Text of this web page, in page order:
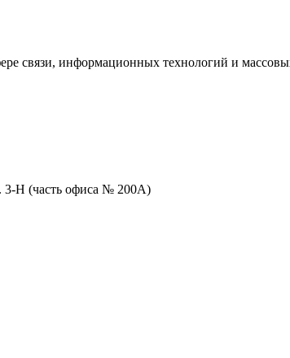
связи, информационных технологий и
3-Н (часть офиса № 200А)